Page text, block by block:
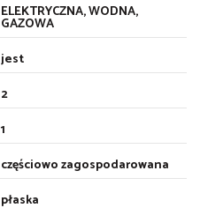
ELEKTRYCZNA, WODNA,
GAZOWA
jest
2
1
częściowo zagospodarowana
płaska